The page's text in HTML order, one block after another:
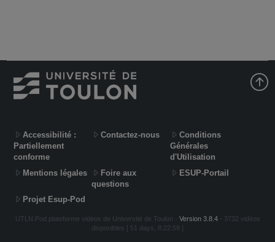
Accessibilité :
Partiellement
conforme
Contactez-nous
Conditions
Générales
d'Utilisation
Mentions légales
Foire aux
questions
ESUP-Portail
Projet Esup-Pod
UTLN.Pod plateforme vidéos de Universtié de Toulon - Version 3.8.4- 3732 vidéos
disponibles [ 51 days, 8:22:59 ]